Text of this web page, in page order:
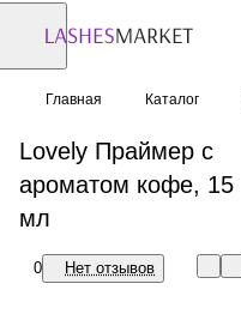
Главная Каталог
Lovely Праймер с
ароматом кофе, 15
мл
0 Нет отзывов